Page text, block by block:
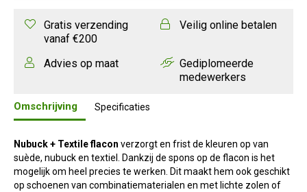
Gratis verzending
vanaf €200
Veilig online betalen
Advies op maat
Gediplomeerde
medewerkers
Omschrijving Specificaties
Nubuck + Textile flacon verzorgt en frist de kleuren op van
suède, nubuck en textiel. Dankzij de spons op de flacon is het
mogelijk om heel precies te werken. Dit maakt hem ook geschikt
op schoenen van combinatiematerialen en met lichte zolen of